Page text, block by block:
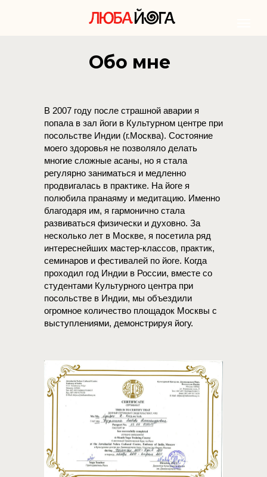
В 2007 году после страшной аварии я
попала в зал йоги в Культурном центре при
посольстве Индии (г.Москва). Состояние
моего здоровья не позволяло делать
многие сложные асаны, но я стала
регулярно заниматься и медленно
продвигалась в практике. На йоге я
полюбила пранаяму и медитацию. Именно
благодаря им, я гармонично стала
развиваться физически и духовно. За
несколько лет в Москве, я посетила ряд
интереснейших мастер-классов, практик,
семинаров и фестивалей по йоге. Когда
проходил год Индии в России, вместе со
студентами Культурного центра при
посольстве в Индии, мы объездили
огромное количество площадок Москвы с
выступлениями, демонстрируя йогу.
Обо мне